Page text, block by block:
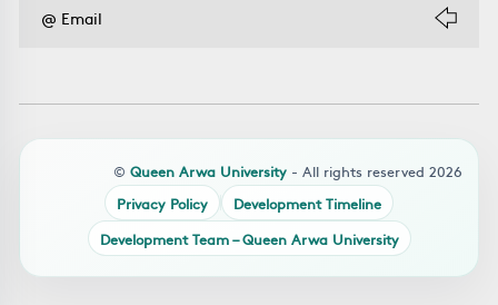
© Queen Arwa University - All rights reserved 2026
Privacy Policy
Development Timeline
Development Team – Queen Arwa University